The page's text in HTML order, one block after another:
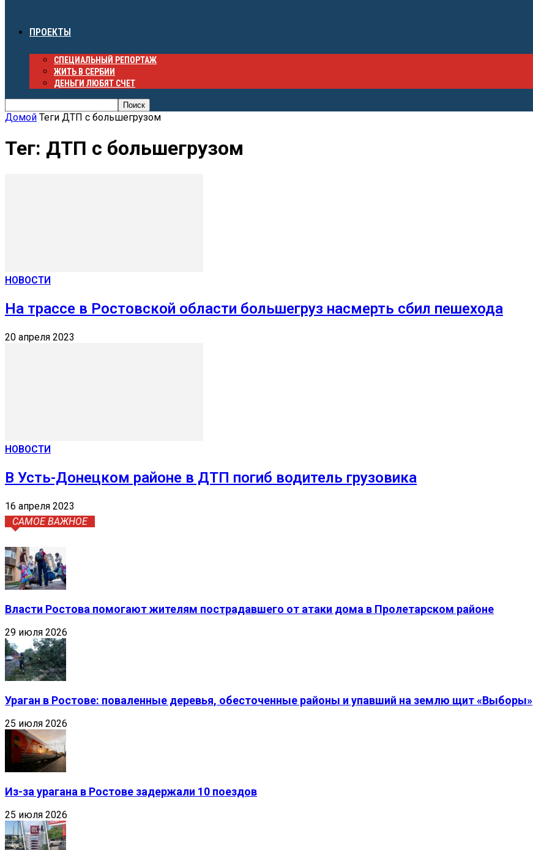
ПРОЕКТЫ
СПЕЦИАЛЬНЫЙ РЕПОРТАЖ
ЖИТЬ В СЕРБИИ
ДЕНЬГИ ЛЮБЯТ СЧЕТ
Домой Теги ДТП с большегрузом
Тег: ДТП с большегрузом
НОВОСТИ
На трассе в Ростовской области большегруз насмерть сбил пешехода
20 апреля 2023
НОВОСТИ
В Усть-Донецком районе в ДТП погиб водитель грузовика
16 апреля 2023
САМОЕ ВАЖНОЕ
Власти Ростова помогают жителям пострадавшего от атаки дома в Пролетарском районе
29 июля 2026
Ураган в Ростове: поваленные деревья, обесточенные районы и упавший на землю щит «Выборы»
25 июля 2026
Из-за урагана в Ростове задержали 10 поездов
25 июля 2026